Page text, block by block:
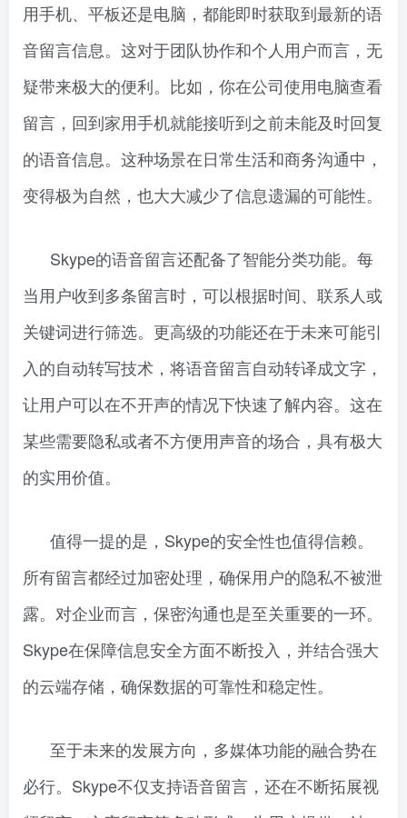
用手机、平板还是电脑，都能即时获取到最新的语
音留言信息。这对于团队协作和个人用户而言，无
疑带来极大的便利。比如，你在公司使用电脑查看
留言，回到家用手机就能接听到之前未能及时回复
的语音信息。这种场景在日常生活和商务沟通中，
变得极为自然，也大大减少了信息遗漏的可能性。
Skype的语音留言还配备了智能分类功能。每
当用户收到多条留言时，可以根据时间、联系人或
关键词进行筛选。更高级的功能还在于未来可能引
入的自动转写技术，将语音留言自动转译成文字，
让用户可以在不开声的情况下快速了解内容。这在
某些需要隐私或者不方便用声音的场合，具有极大
的实用价值。
值得一提的是，Skype的安全性也值得信赖。
所有留言都经过加密处理，确保用户的隐私不被泄
露。对企业而言，保密沟通也是至关重要的一环。
Skype在保障信息安全方面不断投入，并结合强大
的云端存储，确保数据的可靠性和稳定性。
至于未来的发展方向，多媒体功能的融合势在
必行。Skype不仅支持语音留言，还在不断拓展视